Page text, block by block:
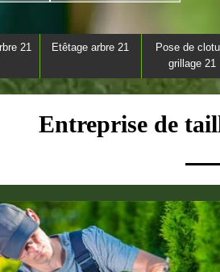
21 Etêtage arbre 21
Pose de
grillage 21
Entreprise de